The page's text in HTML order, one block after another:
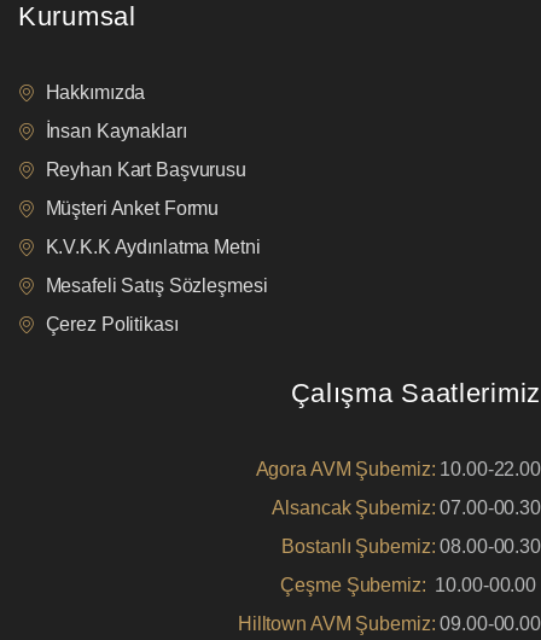
Kurumsal
Hakkımızda
İnsan Kaynakları
Reyhan Kart Başvurusu
Müşteri Anket Formu
K.V.K.K Aydınlatma Metni
Mesafeli Satış Sözleşmesi
Çerez Politikası
Çalışma Saatlerimiz
Agora AVM Şubemiz: 10.00-22.00
Alsancak Şubemiz: 07.00-00.30
Bostanlı Şubemiz: 08.00-00.30
Çeşme Şubemiz: 10.00-00.00
Hilltown AVM Şubemiz: 09.00-00.00